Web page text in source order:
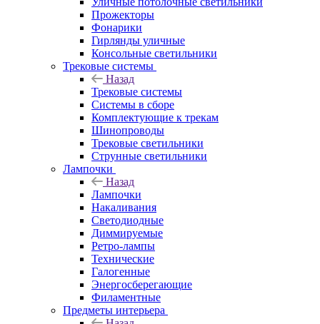
Прожекторы
Фонарики
Гирлянды уличные
Консольные светильники
Трековые системы
Назад
Трековые системы
Системы в сборе
Комплектующие к трекам
Шинопроводы
Трековые светильники
Струнные светильники
Лампочки
Назад
Лампочки
Накаливания
Светодиодные
Диммируемые
Ретро-лампы
Технические
Галогенные
Энергосберегающие
Филаментные
Предметы интерьера